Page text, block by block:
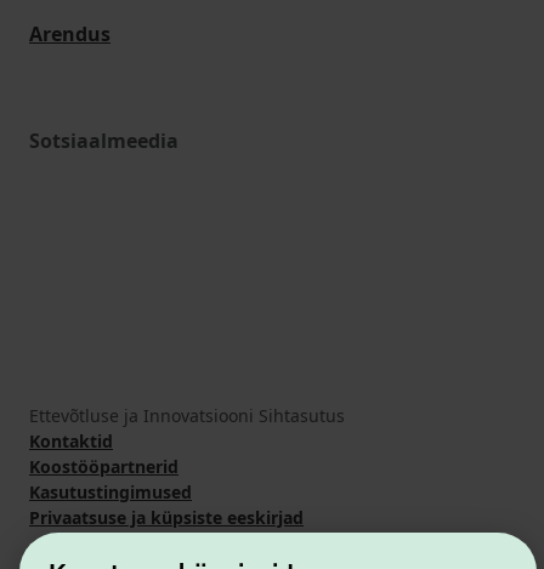
Arendus
Sotsiaalmeedia
Ettevõtluse ja Innovatsiooni Sihtasutus
Kontaktid
Koostööpartnerid
Kasutustingimused
Privaatsuse ja küpsiste eeskirjad